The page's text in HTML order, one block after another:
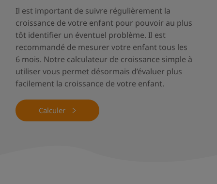
Il est important de suivre régulièrement la
croissance de votre enfant pour pouvoir au plus
tôt identifier un éventuel problème. Il est
recommandé de mesurer votre enfant tous les
6 mois. Notre calculateur de croissance simple à
utiliser vous permet désormais d’évaluer plus
facilement la croissance de votre enfant.
Calculer